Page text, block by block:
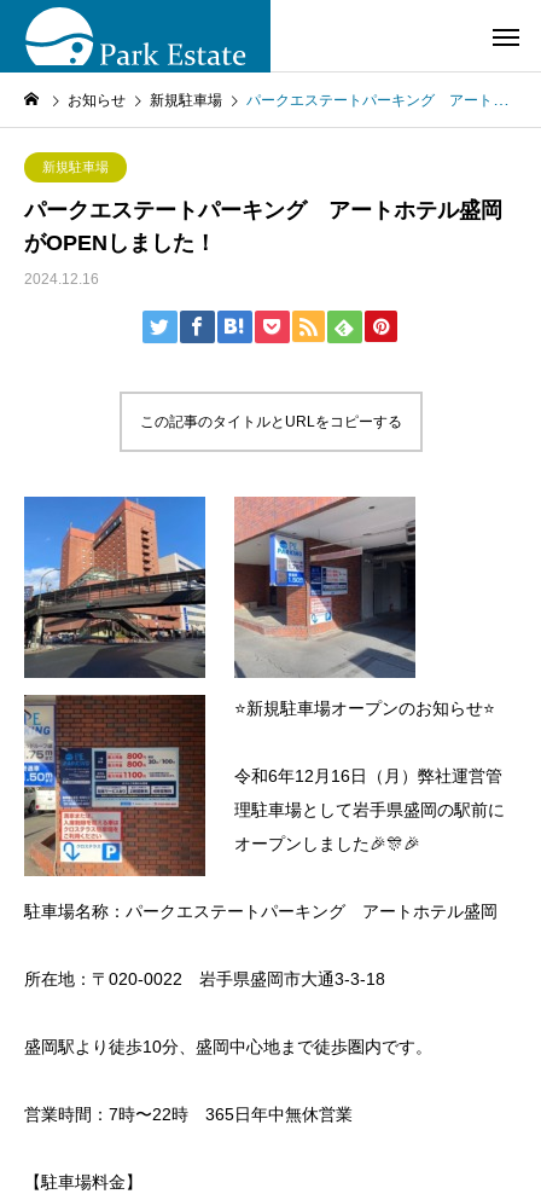
お知らせ 新規駐車場 パークエステートパーキング アートホテル盛岡がOPENしました！
新規駐車場
パークエステートパーキング アートホテル盛岡
がOPENしました！
2024.12.16
この記事のタイトルとURLをコピーする
⭐新規駐車場オープンのお知らせ⭐
令和6年12月16日（月）弊社運営管
理駐車場として岩手県盛岡の駅前に
オープンしました🎉🎊🎉
駐車場名称：パークエステートパーキング アートホテル盛岡
所在地：〒020-0022 岩手県盛岡市大通3-3-18
盛岡駅より徒歩10分、盛岡中心地まで徒歩圏内です。
営業時間：7時〜22時 365日年中無休営業
【駐車場料金】